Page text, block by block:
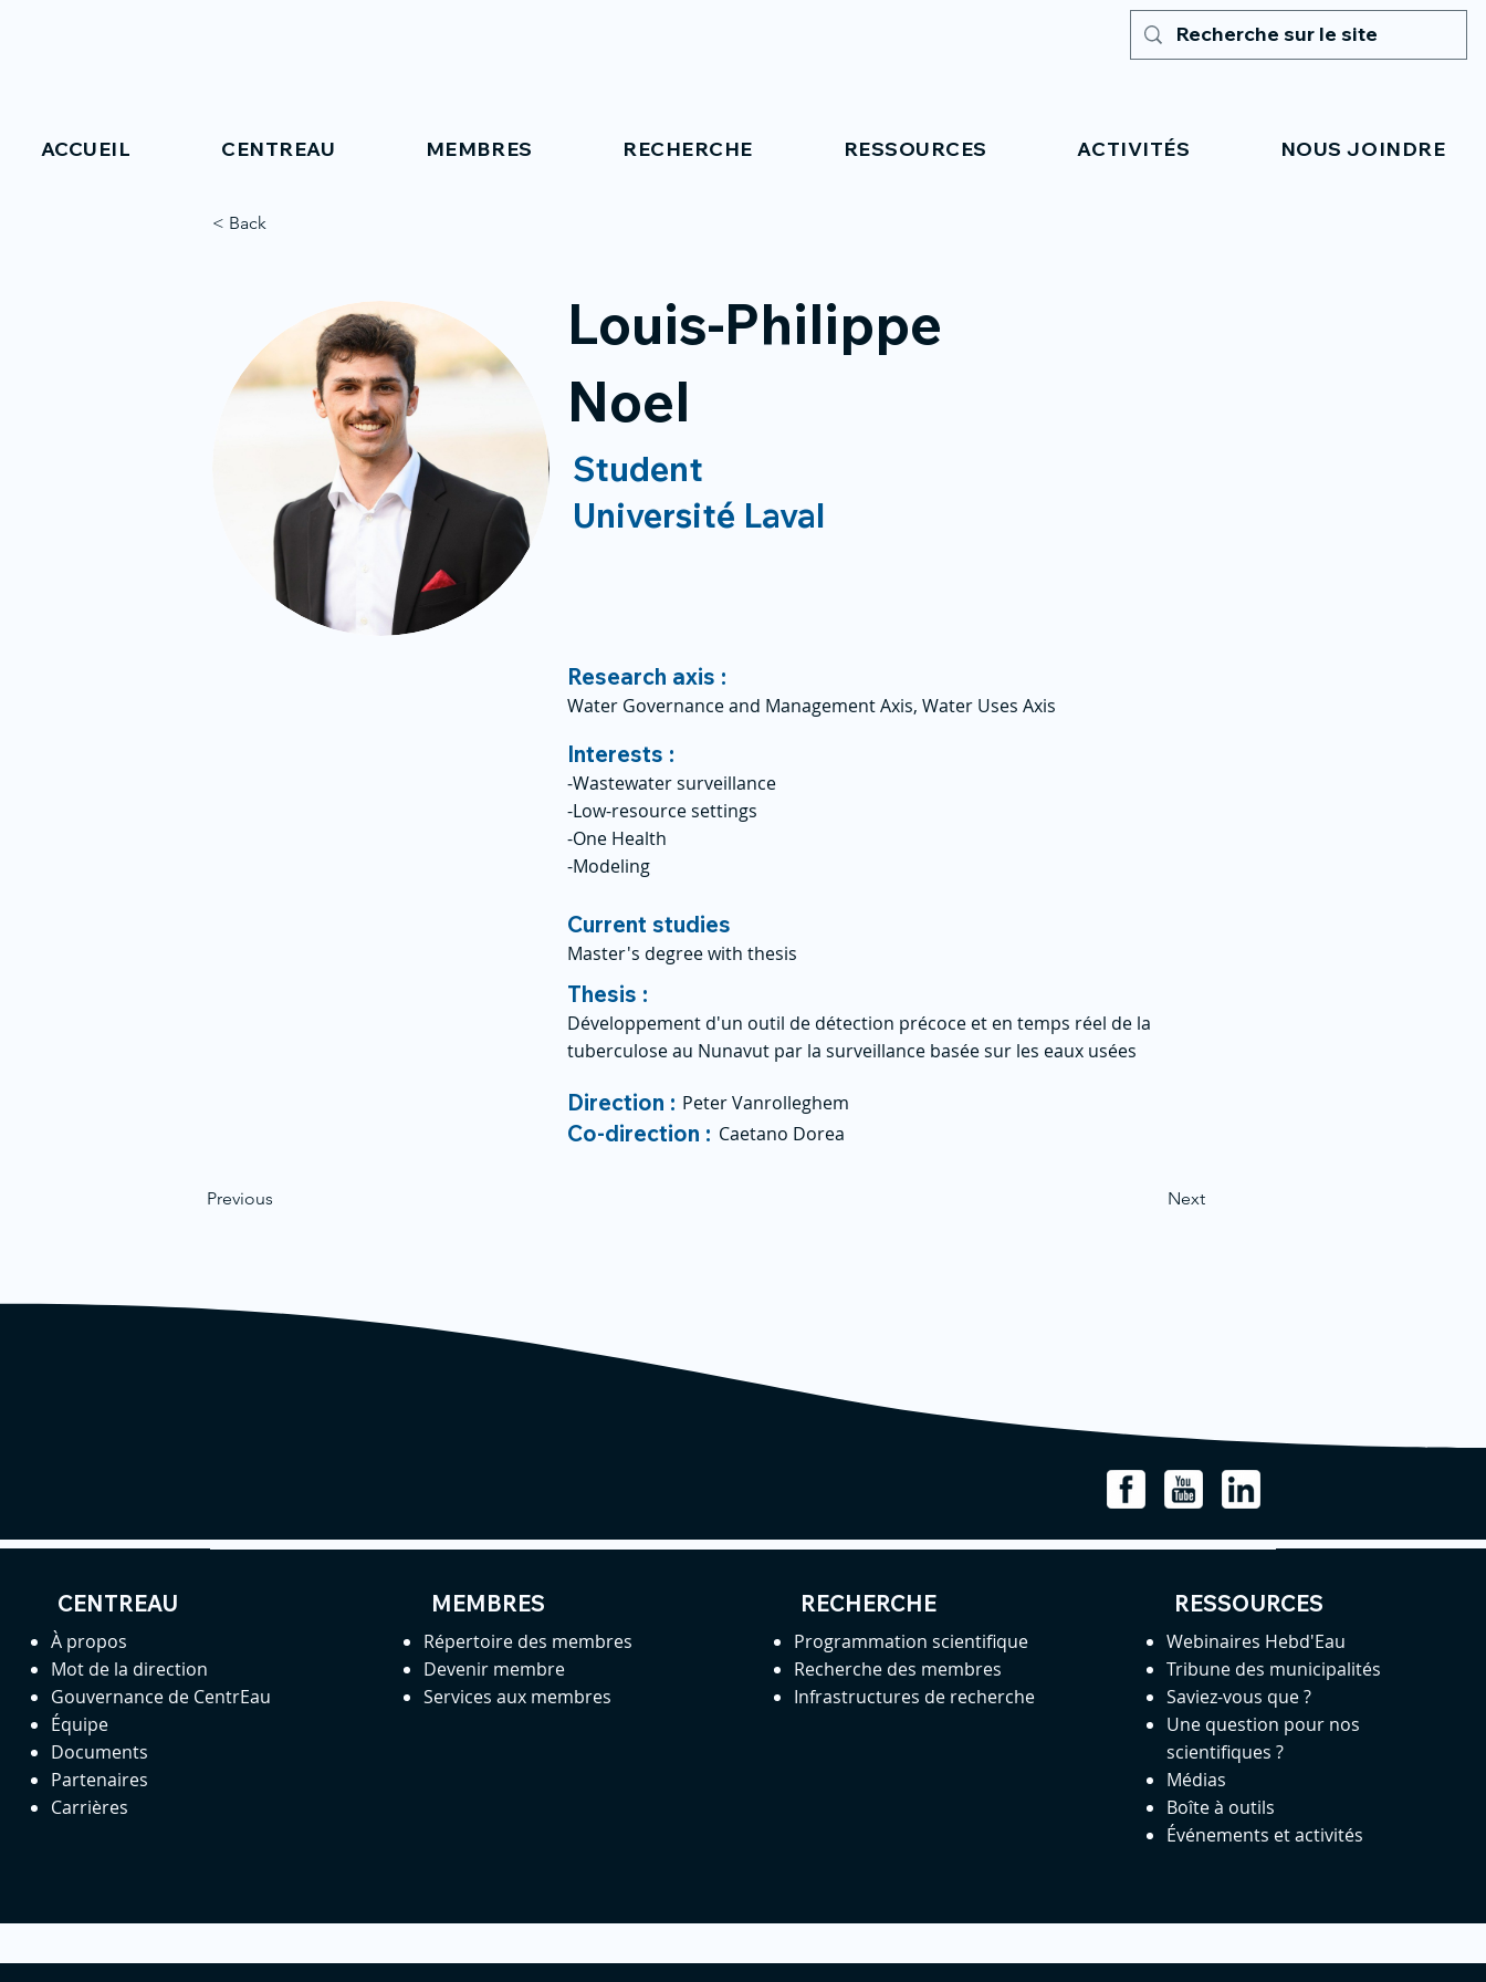
ACCUEIL CENTREAU MEMBRES RECHERCHE RESSOURCES ACTIVITÉS NOUS JOINDRE
< Back
Louis-Philippe
Noel
Student
Université Laval
Research axis :
Water Governance and Management Axis, Water Uses Axis
Interests :
-Wastewater surveillance
-Low-resource settings
-One Health
-Modeling
Current studies
Master's degree with thesis
Thesis :
Développement d'un outil de détection précoce et en temps réel de la
tuberculose au Nunavut par la surveillance basée sur les eaux usées
Previous
Direction : Peter Vanrolleghem
Co-direction : Caetano Dorea
Next
CENTREAU
À propos
Mot de la direction
Gouvernance de CentrEau
Équipe
Documents
Partenaires
Carrières
MEMBRES
Répertoire des membres
Devenir membre
Services aux membres
RECHERCHE
Programmation scientifique
Recherche des membres
Infrastructures de recherche
RESSOURCES
Webinaires Hebd'Eau
Tribune des municipalités
Saviez-vous que ?
Une question pour nos
scientifiques ?
Médias
Boîte à outils
Événements et activités